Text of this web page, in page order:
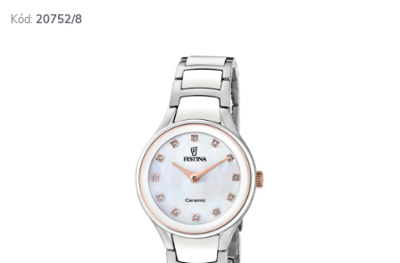
Kód: 20752/8